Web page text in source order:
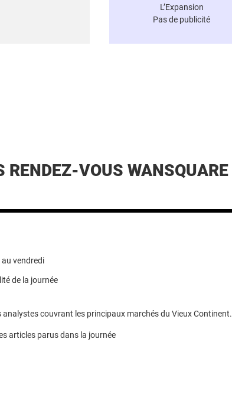
L’Expansion
Pas de publicité
RENDEZ-VOUS WANSQUARE
vendredi
de la journée
couvrant les principaux marchés du Vieux Continent.
articles parus dans la journée